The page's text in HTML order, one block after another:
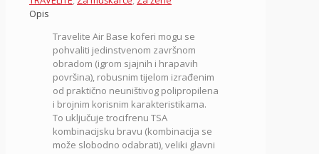
Opis
Travelite Air Base koferi mogu se
pohvaliti jedinstvenom završnom
obradom (igrom sjajnih i hrapavih
površina), robusnim tijelom izrađenim
od praktično neuništivog polipropilena
i brojnim korisnim karakteristikama.
To uključuje trocifrenu TSA
kombinacijsku bravu (kombinacija se
može slobodno odabrati), veliki glavni